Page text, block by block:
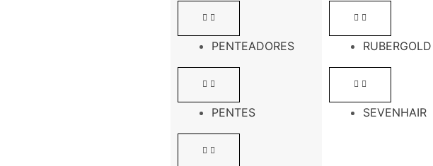
PENTEADORES
PENTES
RUBERGOLD
SEVENHAIR